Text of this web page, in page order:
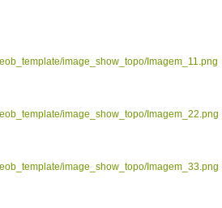
image_show_topo/Imagem_11.png
image_show_topo/Imagem_22.png
image_show_topo/Imagem_33.png